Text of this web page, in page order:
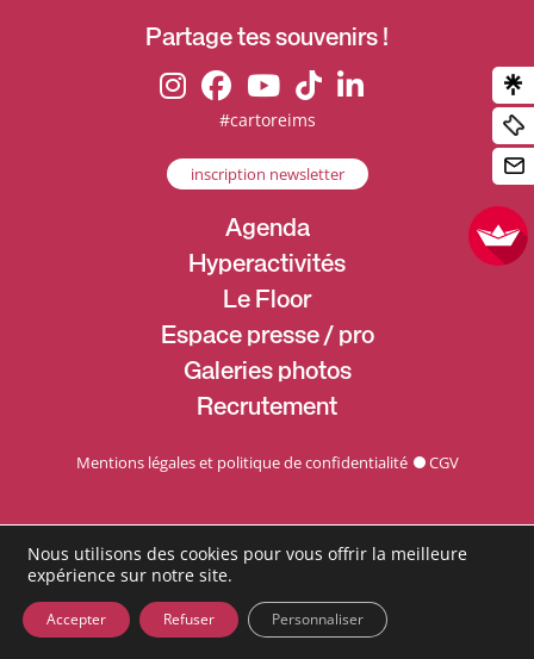
Partage tes souvenirs !
#cartoreims
inscription newsletter
Agenda
Hyperactivités
Le Floor
Espace presse / pro
Galeries photos
Recrutement
Mentions légales et politique de confidentialité CGV
Nous utilisons des cookies pour vous offrir la meilleure
expérience sur notre site.
Accepter Refuser Personnaliser